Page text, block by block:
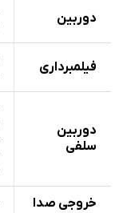
دوربین
فیلمبرداری
دوربین
سلفی
خروجی صدا